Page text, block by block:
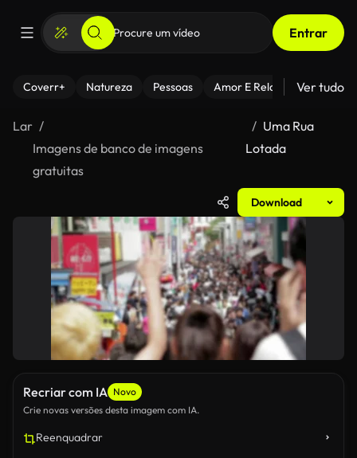
Entrar
Coverr+ Natureza Pessoas Amor E Relacionamentos
Ver tudo
Lar
Imagens de banco de imagens
gratuitas
Uma Rua
Lotada
Download
Recriar com IA Novo
Crie novas versões desta imagem com IA.
Reenquadrar